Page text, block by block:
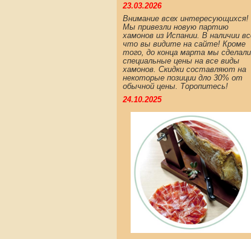
23.03.2026
Внимание всех интересующихся!
Мы привезли новую партию
хамонов из Испании. В наличии
что вы видите на сайте! Кроме
того, до конца марта мы сделали
специальные цены на все виды
хамонов. Скидки составляют на
некоторые позиции дло 30% от
обычной цены. Торопитесь!
24.10.2025